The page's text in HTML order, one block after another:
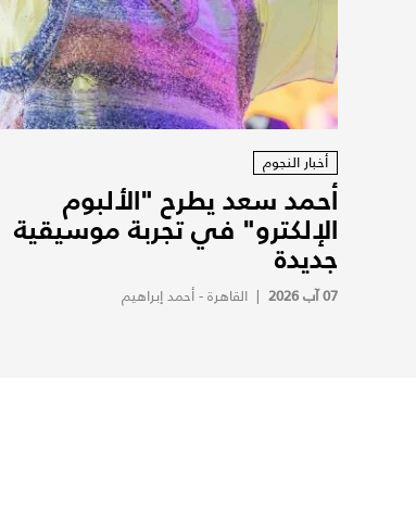
أخبار النجوم
أحمد سعد يطرح "الألبوم
الإلكترو" في تجربة موسيقية
جديدة
07 آب 2026 | القاهرة - أحمد إبراهيم